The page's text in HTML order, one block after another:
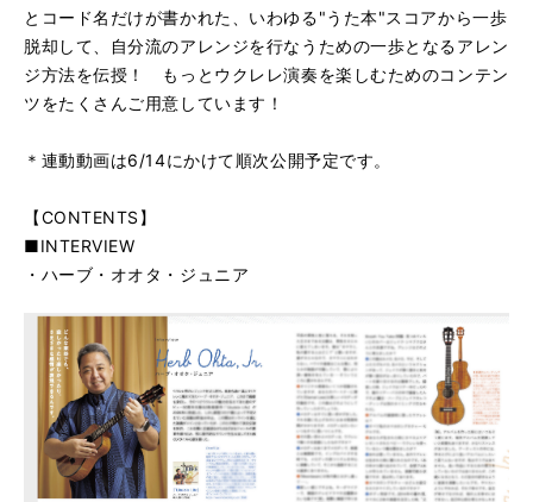
とコード名だけが書かれた、いわゆる"うた本"スコアから一歩
脱却して、自分流のアレンジを行なうための一歩となるアレン
ジ方法を伝授！ もっとウクレレ演奏を楽しむためのコンテン
ツをたくさんご用意しています！
＊連動動画は6/14にかけて順次公開予定です。
【CONTENTS】
■INTERVIEW
・ハーブ・オオタ・ジュニア